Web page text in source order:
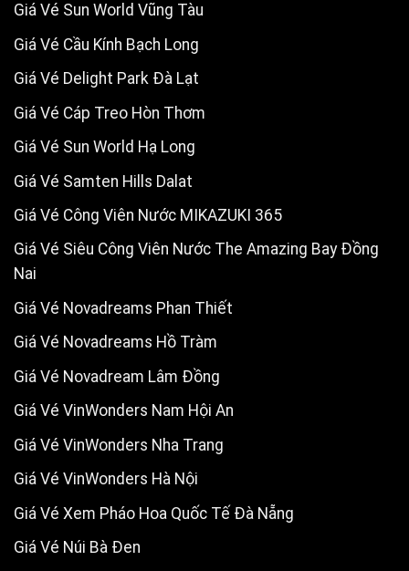
Giá Vé Sun World Vũng Tàu
Giá Vé Cầu Kính Bạch Long
Giá Vé Delight Park Đà Lạt
Giá Vé Cáp Treo Hòn Thơm
Giá Vé Sun World Hạ Long
Giá Vé Samten Hills Dalat
Giá Vé Công Viên Nước MIKAZUKI 365
Giá Vé Siêu Công Viên Nước The Amazing Bay Đồng
Nai
Giá Vé Novadreams Phan Thiết
Giá Vé Novadreams Hồ Tràm
Giá Vé Novadream Lâm Đồng
Giá Vé VinWonders Nam Hội An
Giá Vé VinWonders Nha Trang
Giá Vé VinWonders Hà Nội
Giá Vé Xem Pháo Hoa Quốc Tế Đà Nẵng
Giá Vé Núi Bà Đen